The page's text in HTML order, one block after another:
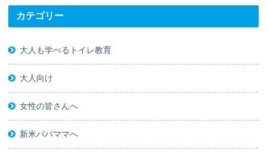
カテゴリー
大人も学べるトイレ教育
大人向け
女性の皆さんへ
新米パパママへ